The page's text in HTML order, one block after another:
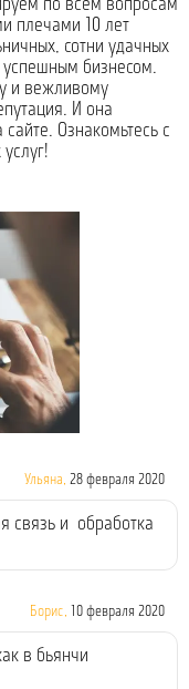
по всем вопросам
плечами 10 лет
сотни удачных
бизнесом.
и вежливому
И она
Ознакомьтесь с
Ульяна, 28 февраля 2020
связь и обработка
Борис, 10 февраля 2020
в бьянчи